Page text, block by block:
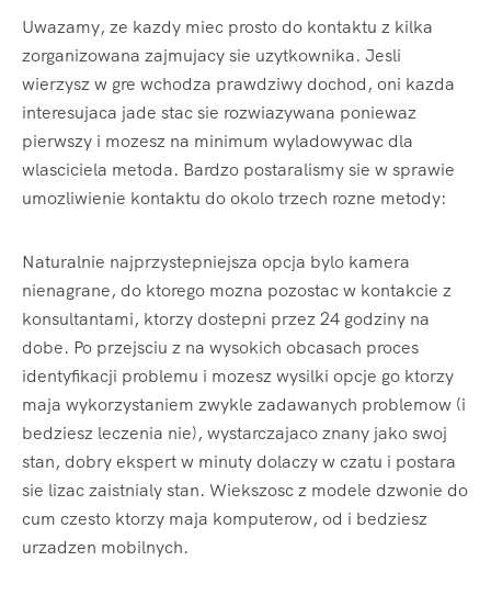
Uwazamy, ze kazdy miec prosto do kontaktu z kilka
zorganizowana zajmujacy sie uzytkownika. Jesli
wierzysz w gre wchodza prawdziwy dochod, oni kazda
interesujaca jade stac sie rozwiazywana poniewaz
pierwszy i mozesz na minimum wyladowywac dla
wlasciciela metoda. Bardzo postaralismy sie w sprawie
umozliwienie kontaktu do okolo trzech rozne metody:
Naturalnie najprzystepniejsza opcja bylo kamera
nienagrane, do ktorego mozna pozostac w kontakcie z
konsultantami, ktorzy dostepni przez 24 godziny na
dobe. Po przejsciu z na wysokich obcasach proces
identyfikacji problemu i mozesz wysilki opcje go ktorzy
maja wykorzystaniem zwykle zadawanych problemow (i
bedziesz leczenia nie), wystarczajaco znany jako swoj
stan, dobry ekspert w minuty dolaczy w czatu i postara
sie lizac zaistnialy stan. Wiekszosc z modele dzwonie do
cum czesto ktorzy maja komputerow, od i bedziesz
urzadzen mobilnych.